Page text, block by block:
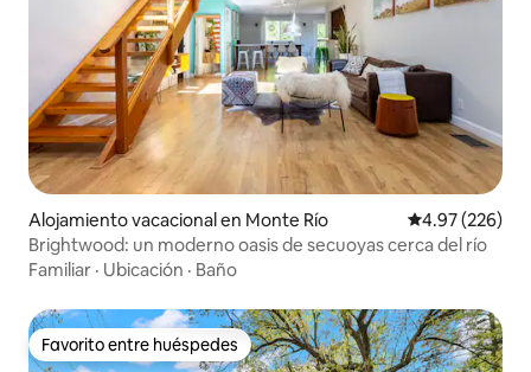
Alojamiento vacacional en Monte Río Calificación
4.97 (226)
Brightwood: un moderno oasis de secuoyas cerca del río
Familiar · Ubicación · Baño
Favorito entre huéspedes
Favorito entre huéspedes